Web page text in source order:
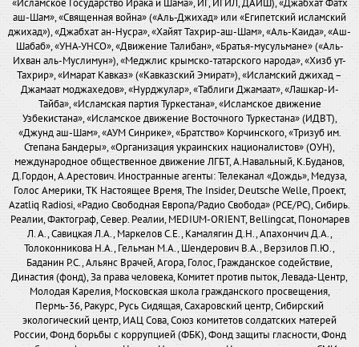
«Исламское Государство Ирака и Шама», ИГ, ИГИЛ, ДАИШ), «Джабхат Фатх
аш-Шам», «Священная война» («Аль-Джихад» или «Египетский исламский
джихад»), «Джабхат ан-Нусра», «Хайят Тахрир-аш-Шам», «Аль-Каида», «Аш-
Шабаб», «УНА-УНСО», «Движение Талибан», «Братья-мусульмане» («Аль-
Ихван аль-Муслимун»), «Меджлис крымско-татарского народа», «Хизб ут-
Тахрир», «Имарат Кавказ» («Кавказский Эмират»), «Исламский джихад –
Джамаат моджахедов», «Нурджулар», «Таблиги Джамаат», «Лашкар-И-
Тайба», «Исламская партия Туркестана», «Исламское движение
Узбекистана», «Исламское движение Восточного Туркестана» (ИДВТ),
«Джунд аш-Шам», «АУМ Синрике», «Братство» Корчинского, «Тризуб им.
Степана Бандеры», «Организация украинских националистов» (ОУН),
международное общественное движение ЛГБТ, А.Навальный, К.Буданов,
Д.Гордон, А.Арестович. Иностранные агенты: Телеканал «Дождь», Медуза,
Голос Америки, ТК Настоящее Время, The Insider, Deutsche Welle, Проект,
Azatliq Radiosi, «Радио Свободная Европа/Радио Свобода» (PCE/PC), Сибирь.
Реалии, Фактограф, Север. Реалии, MEDIUM-ORIENT, Bellingcat, Пономарев
Л. А., Савицкая Л.А., Маркелов С.Е., Камалягин Д.Н., Апахончич Д.А.,
Толоконникова Н.А., Гельман М.А., Шендерович В.А., Верзилов П.Ю.,
Баданин Р.С., Альянс Врачей, Агора, Голос, Гражданское содействие,
Династия (фонд), За права человека, Комитет против пыток, Левада-Центр,
Молодая Карелия, Московская школа гражданского просвещения,
Пермь-36, Ракурс, Русь Сидящая, Сахаровский центр, Сибирский
экологический центр, ИАЦ Сова, Союз комитетов солдатских матерей
России, Фонд борьбы с коррупцией (ФБК), Фонд защиты гласности, Фонд